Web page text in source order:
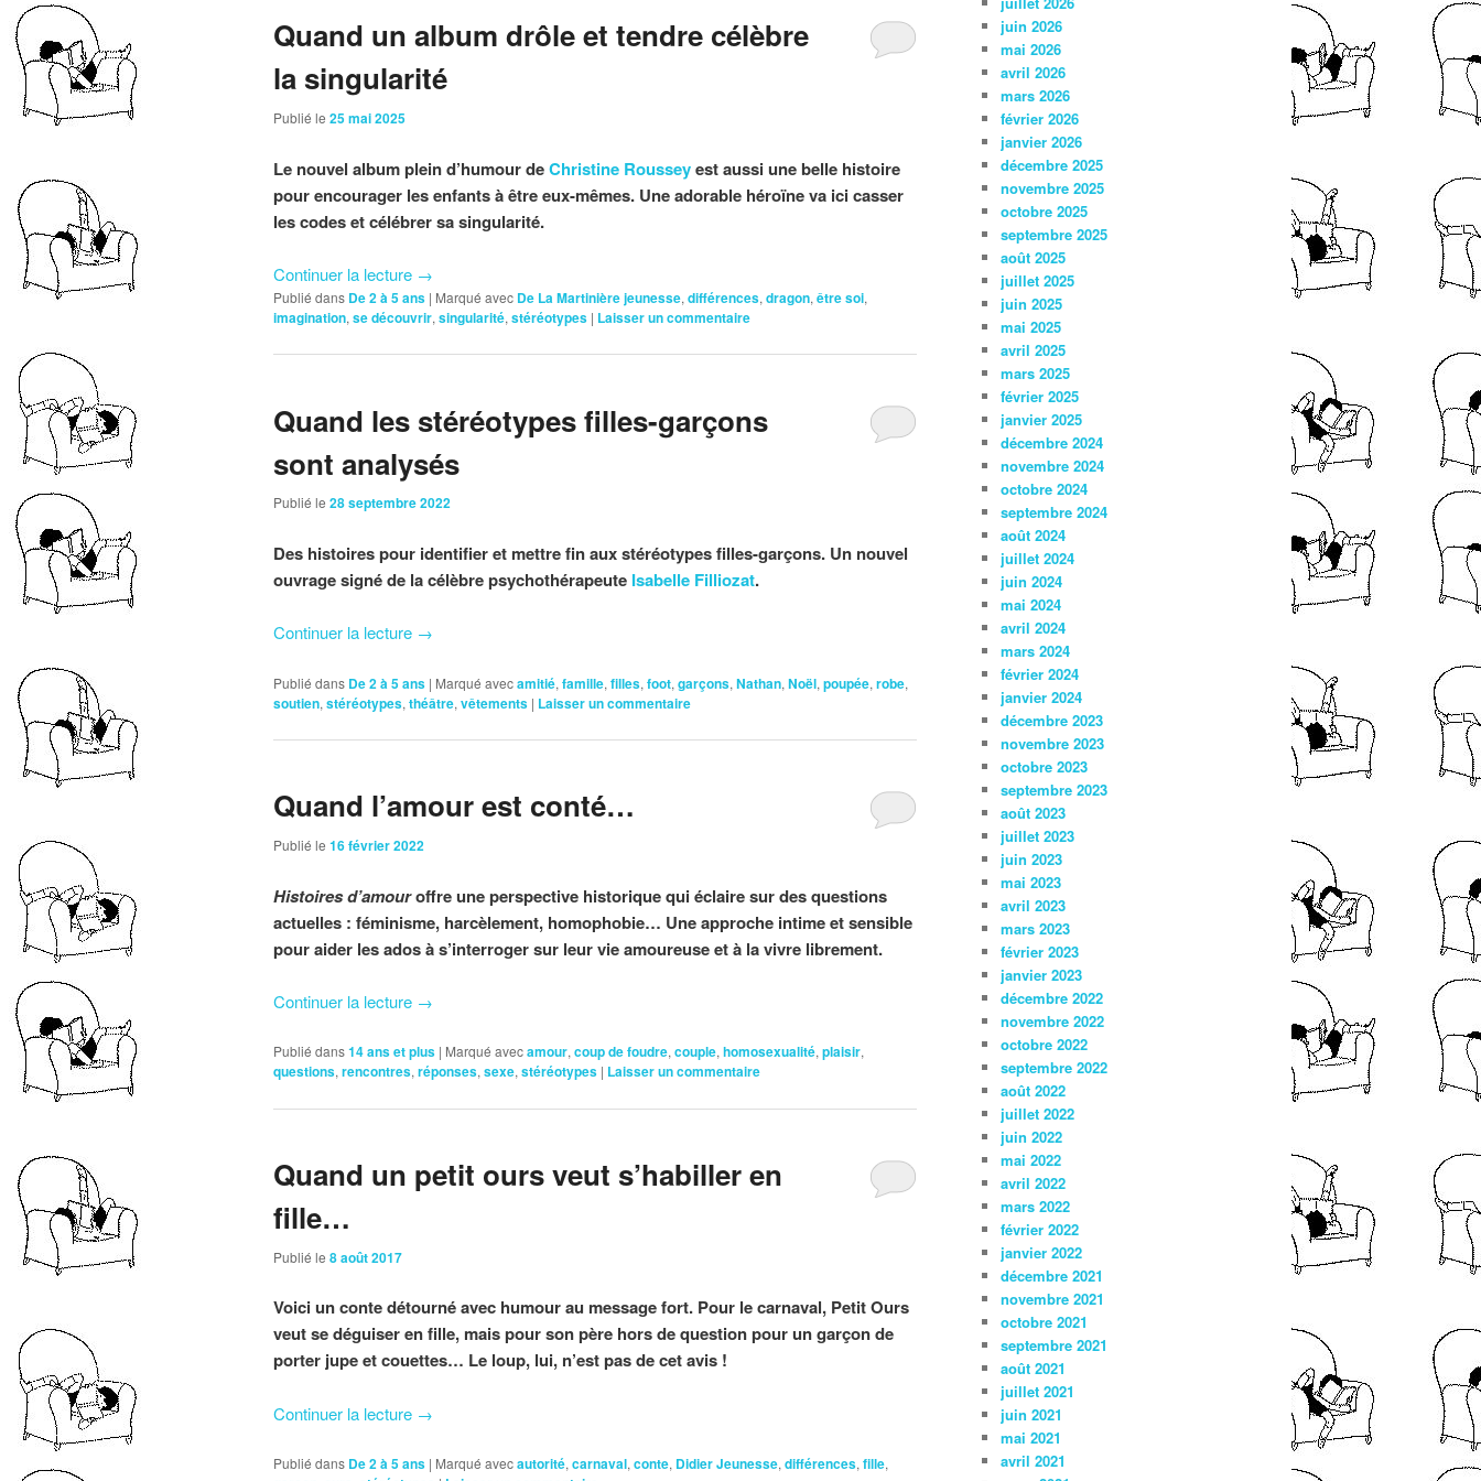
Quand un album drôle et tendre célèbre
la singularité
Publié le 25 mai 2025
Le nouvel album plein d’humour deChristine Rousseyest aussi une belle histoire
pour encourager les enfants à être eux-mêmes. Une adorable héroïne va ici casser
les codes et célébrer sa singularité.
Continuer la lecture →
Publié dans De 2 à 5 ans | Marqué avec De La Martinière jeunesse, différences, dragon, être soi,
imagination, se découvrir, singularité, stéréotypes | Laisser un commentaire
Quand les stéréotypes filles-garçons
sont analysés
Publié le 28 septembre 2022
Des histoires pour identifier et mettre fin aux stéréotypes filles-garçons. Un nouvel
ouvrage signé de la célèbre psychothérapeute Isabelle Filliozat.
Continuer la lecture →
Publié dans De 2 à 5 ans | Marqué avecamitié, famille, filles, foot, garçons, Nathan, Noël, poupée, robe,
soutien, stéréotypes, théâtre, vêtements | Laisser un commentaire
Quand l’amour est conté…
Publié le 16 février 2022
Histoires d’amouroffre une perspective historique qui éclaire sur des questions
actuelles : féminisme, harcèlement, homophobie… Une approche intime et sensible
pour aider les ados à s’interroger sur leur vie amoureuse et à la vivre librement.
Continuer la lecture →
Publié dans14 ans et plus | Marqué avecamour, coup de foudre, couple, homosexualité, plaisir,
questions, rencontres, réponses, sexe, stéréotypes | Laisser un commentaire
Quand un petit ours veut s’habiller en
fille…
Publié le 8 août 2017
Voici un conte détourné avec humour au message fort. Pour le carnaval, Petit Ours
veut se déguiser en fille, mais pour son père hors de question pour un garçon de
porter jupe et couettes… Le loup, lui, n’est pas de cet avis !
Continuer la lecture →
Publié dans De 2 à 5 ans | Marqué avecautorité, carnaval, conte, Didier Jeunesse, différences, fille,
juin 2026
mai 2026
avril 2026
mars 2026
février 2026
janvier 2026
décembre 2025
novembre 2025
octobre 2025
septembre 2025
août 2025
juillet 2025
juin 2025
mai 2025
avril 2025
mars 2025
février 2025
janvier 2025
décembre 2024
novembre 2024
octobre 2024
septembre 2024
août 2024
juillet 2024
juin 2024
mai 2024
avril 2024
mars 2024
février 2024
janvier 2024
décembre 2023
novembre 2023
octobre 2023
septembre 2023
août 2023
juillet 2023
juin 2023
mai 2023
avril 2023
mars 2023
février 2023
janvier 2023
décembre 2022
novembre 2022
octobre 2022
septembre 2022
août 2022
juillet 2022
juin 2022
mai 2022
avril 2022
mars 2022
février 2022
janvier 2022
décembre 2021
novembre 2021
octobre 2021
septembre 2021
août 2021
juillet 2021
juin 2021
mai 2021
avril 2021